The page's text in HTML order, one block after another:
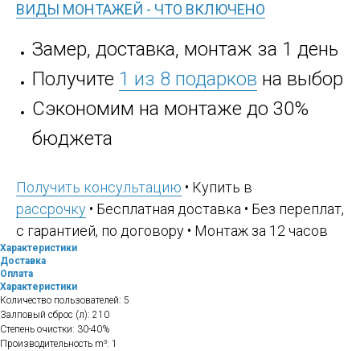
ВИДЫ МОНТАЖЕЙ - ЧТО ВКЛЮЧЕНО
Замер, доставка, монтаж за 1 день
Получите 1 из 8 подарков на выбор
Сэкономим на монтаже до 30%
бюджета
Получить консультацию • Купить в
рассрочку • Бесплатная доставка • Без переплат,
с гарантией, по договору • Монтаж за 12 часов
Характеристики
Доставка
Оплата
Характеристики
Количество пользователей: 5
Залповый сброс (л): 210
Степень очистки: 30-40%
Производительность m³: 1